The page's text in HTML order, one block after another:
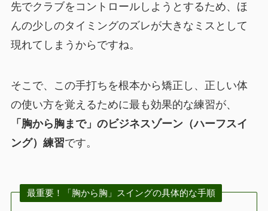
先でクラブをコントロールしようとするため、ほ
んの少しのタイミングのズレが大きなミスとして
現れてしまうからですね。
そこで、この手打ちを根本から矯正し、正しい体
の使い方を覚えるために最も効果的な練習が、
「胸から胸まで」のビジネスゾーン（ハーフスイ
ング）練習です。
最重要！「胸から胸」スイングの具体的な手順